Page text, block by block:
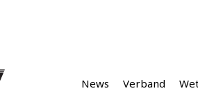
News Verband